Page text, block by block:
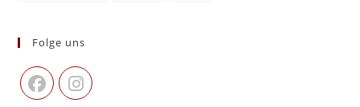
Folge uns